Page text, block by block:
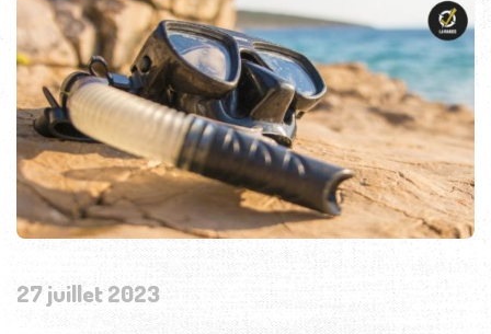
27 juillet 2023